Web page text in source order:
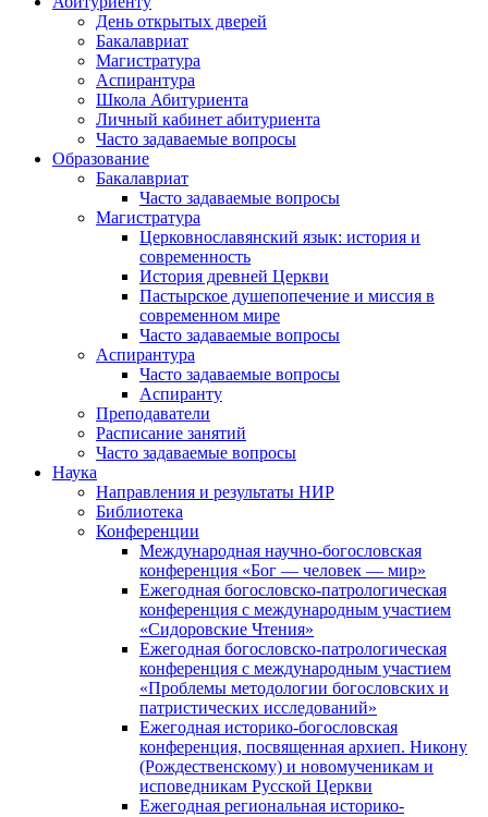
День открытых дверей
Бакалавриат
Магистратура
Аспирантура
Школа Абитуриента
Личный кабинет абитуриента
Часто задаваемые вопросы
Образование
Бакалавриат
Часто задаваемые вопросы
Магистратура
Церковнославянский язык: история и
современность
История древней Церкви
Пастырское душепопечение и миссия в
современном мире
Часто задаваемые вопросы
Аспирантура
Часто задаваемые вопросы
Аспиранту
Преподаватели
Расписание занятий
Часто задаваемые вопросы
Наука
Направления и результаты НИР
Библиотека
Конференции
Международная научно-богословская
конференция «Бог — человек — мир»
Ежегодная богословско-патрологическая
конференция с международным участием
«Сидоровские Чтения»
Ежегодная богословско-патрологическая
конференция с международным участием
«Проблемы методологии богословских и
патристических исследований»
Ежегодная историко-богословская
конференция, посвященная архиеп. Никону
(Рождественскому) и новомученикам и
исповедникам Русской Церкви
Ежегодная региональная историко-